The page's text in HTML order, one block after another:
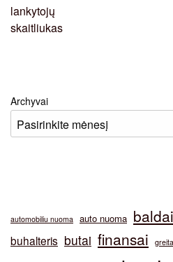
Archyvai
automobiliu nuoma auto nuoma baldai
buhalteris butai finansai